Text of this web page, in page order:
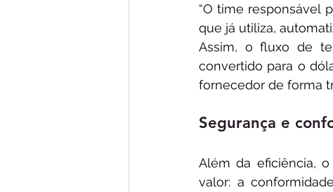
“O time responsável
que já utiliza,
Assim, o fluxo de
convertido para o
fornecedor de forma
Segurança e
Além da eficiência,
valor: a